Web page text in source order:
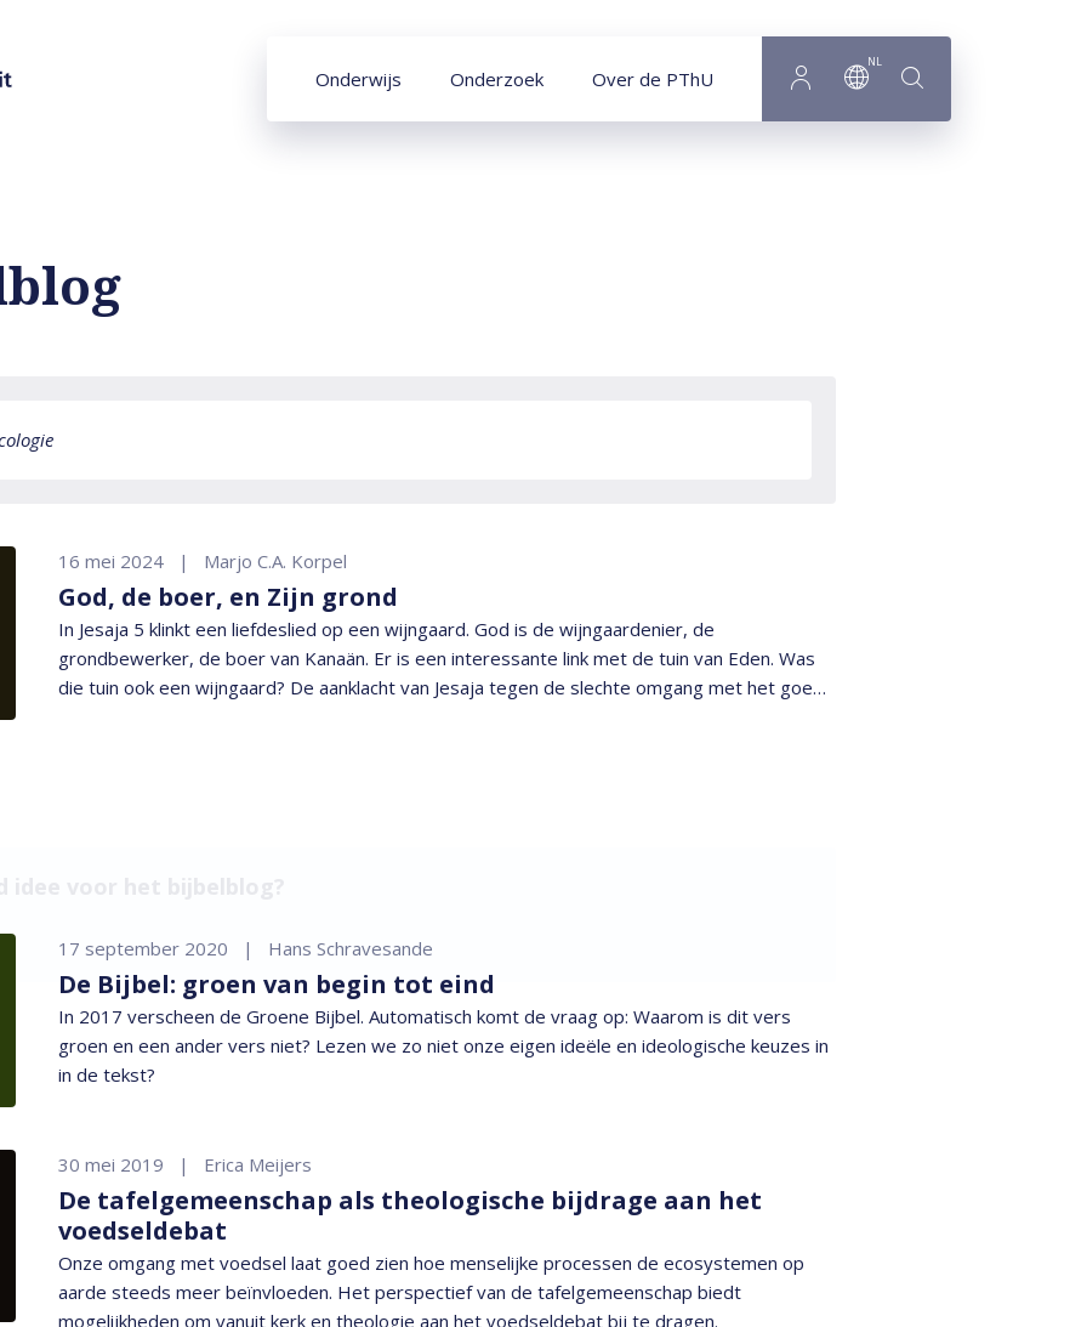
Onderwijs Onderzoek Over de PThU
NL
16 mei 2024 Marjo C.A. Korpel
God, de boer, en Zijn grond
In Jesaja 5 klinkt een liefdeslied op een wijngaard. God is de wijngaardenier, de
grondbewerker, de boer van Kanaän. Er is een interessante link met de tuin van Eden. Was
die tuin ook een wijngaard? De aanklacht van Jesaja tegen de slechte omgang met het goede
17 september 2020 Hans Schravesande
De Bijbel: groen van begin tot eind
In 2017 verscheen de Groene Bijbel. Automatisch komt de vraag op: Waarom is dit vers
groen en een ander vers niet? Lezen we zo niet onze eigen ideële en ideologische keuzes in
in de tekst?
30 mei 2019 Erica Meijers
De tafelgemeenschap als theologische bijdrage aan het
voedseldebat
Onze omgang met voedsel laat goed zien hoe menselijke processen de ecosystemen op
aarde steeds meer beïnvloeden. Het perspectief van de tafelgemeenschap biedt
mogelijkheden om vanuit kerk en theologie aan het voedseldebat bij te dragen.